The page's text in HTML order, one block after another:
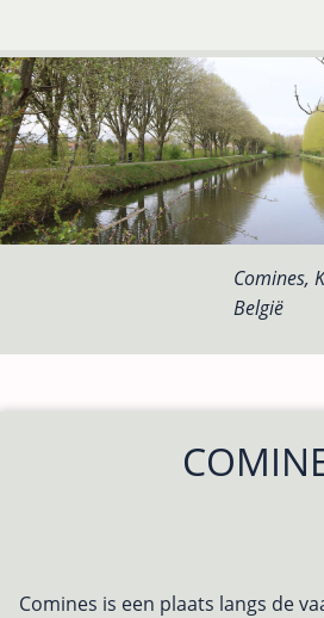
naar
de
inhoud
gaan
Comines,
België
Comines is een plaats langs de